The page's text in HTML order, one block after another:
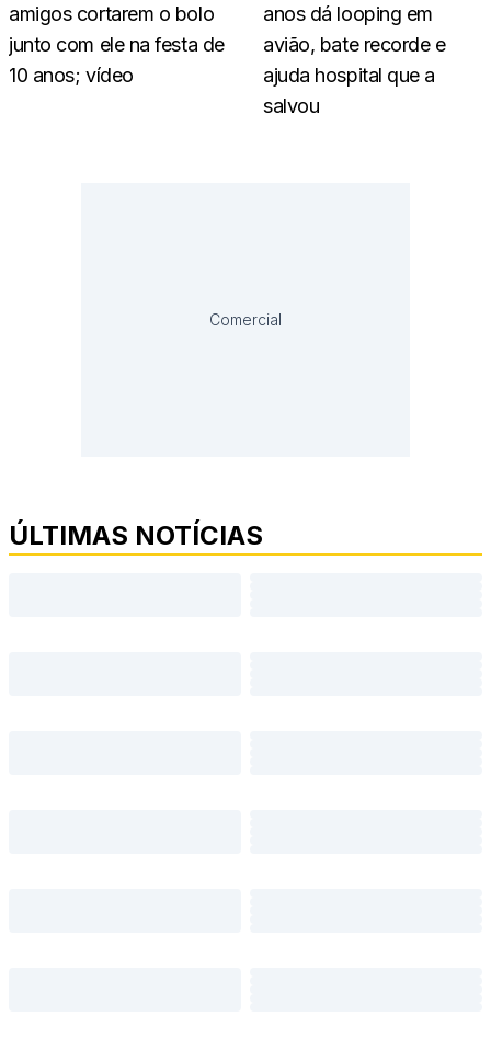
amigos cortarem o bolo
junto com ele na festa de
10 anos; vídeo
anos dá looping em
avião, bate recorde e
ajuda hospital que a
salvou
Comercial
ÚLTIMAS NOTÍCIAS